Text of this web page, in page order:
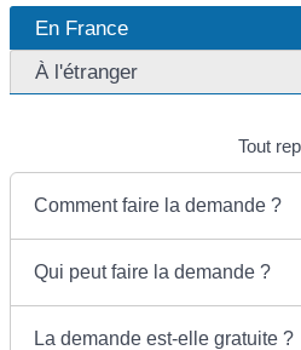
En France
À l'étranger
Tout
Comment faire la demande ?
Qui peut faire la demande ?
La demande est-elle gratuite ?